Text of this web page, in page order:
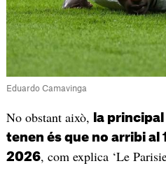
Eduardo Camavinga
No obstant això,
la
tenen és que no arribi al
2026, com explica ‘Le